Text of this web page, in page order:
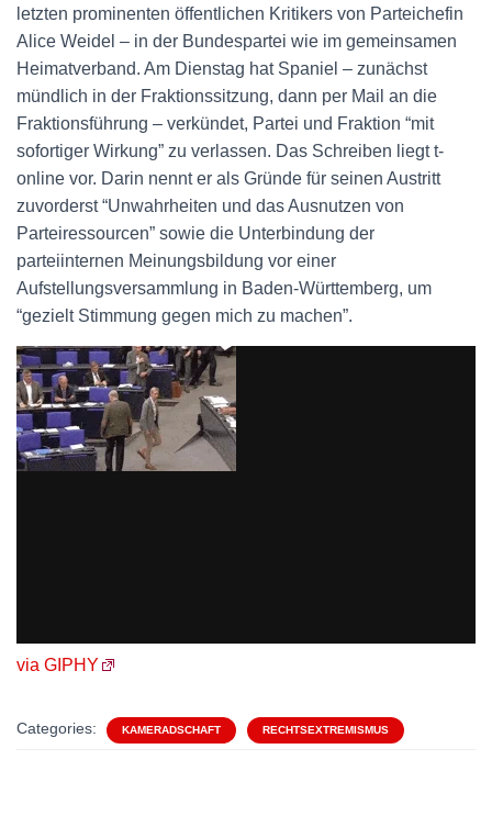
letzten prominenten öffentlichen Kritikers von Parteichefin
Alice Weidel – in der Bundespartei wie im gemeinsamen
Heimatverband. Am Dienstag hat Spaniel – zunächst
mündlich in der Fraktionssitzung, dann per Mail an die
Fraktionsführung – verkündet, Partei und Fraktion “mit
sofortiger Wirkung” zu verlassen. Das Schreiben liegt t-
online vor. Darin nennt er als Gründe für seinen Austritt
zuvorderst “Unwahrheiten und das Ausnutzen von
Parteiressourcen” sowie die Unterbindung der
parteiinternen Meinungsbildung vor einer
Aufstellungsversammlung in Baden-Württemberg, um
“gezielt Stimmung gegen mich zu machen”.
via GIPHY
Categories: KAMERADSCHAFT RECHTSEXTREMISMUS